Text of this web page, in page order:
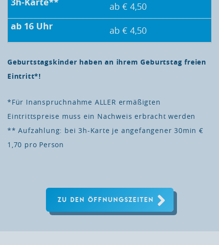
ab € 4,50
ab € 4,50
Geburtstagskinder haben an ihrem Geburtstag freien
Eintritt*!
*Für Inanspruchnahme ALLER ermäßigten
Eintrittspreise muss ein Nachweis erbracht werden
** Aufzahlung: bei 3h-Karte je angefangener 30min €
1,70 pro Person
ZU DEN ÖFFNUNGSZEITEN